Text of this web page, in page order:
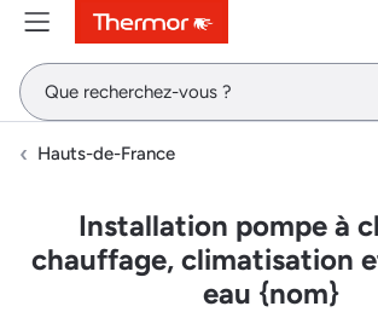
ContenuMenuRecherche
Hauts-de-France
Installation pompe à
chauffage, climatisation
eau {nom}